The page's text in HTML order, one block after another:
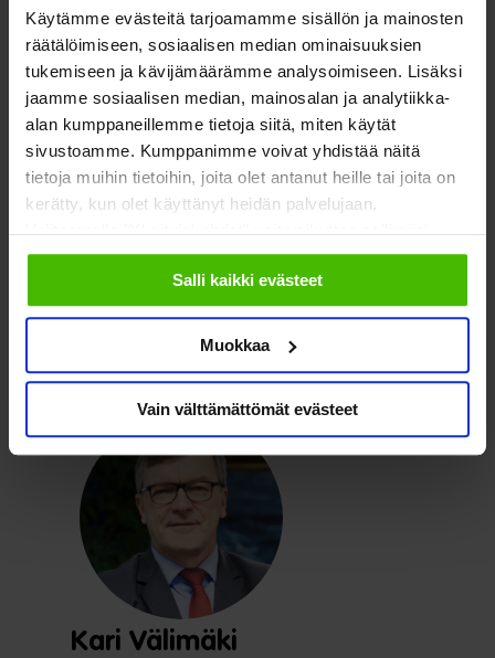
Käytämme evästeitä tarjoamamme sisällön ja mainosten
räätälöimiseen, sosiaalisen median ominaisuuksien
tukemiseen ja kävijämäärämme analysoimiseen. Lisäksi
jaamme sosiaalisen median, mainosalan ja analytiikka-
alan kumppaneillemme tietoja siitä, miten käytät
sivustoamme. Kumppanimme voivat yhdistää näitä
tietoja muihin tietoihin, joita olet antanut heille tai joita on
kerätty, kun olet käyttänyt heidän palvelujaan.
Valitsemalla "Yksityiskohdat" voit vaikuttaa sallimiisi
evästeisiin.
Salli kaikki evästeet
Muokkaa
Vain välttämättömät evästeet
varapuheenjohtajaksi
Juha Mikkonen
Ehkäisevä päihdetyö
EHYT ry:stä.
Lue lisää:
SOSTEn valtuuston kokoonpano 2024–2027
Kari Välimäki